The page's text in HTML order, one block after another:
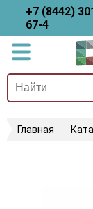
+7 (8442)
67-4
Главная